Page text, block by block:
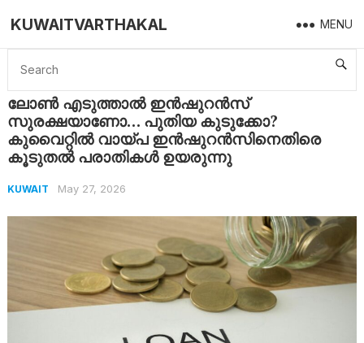
KUWAITVARTHAKAL MENU
Home Kuwait
ലോൺ എടുത്താൽ ഇൻഷുറൻസ്
സുരക്ഷയാണോ… പുതിയ കുടുക്കോ?
കുവൈറ്റിൽ വായ്പ ഇൻഷുറൻസിനെതിരെ
കൂടുതൽ പരാതികൾ ഉയരുന്നു
KUWAIT May 27, 2026